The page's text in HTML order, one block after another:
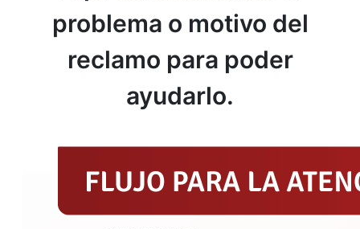
Reclamos y Requerimientos
problema o motivo del
reclamo para poder
ayudarlo.